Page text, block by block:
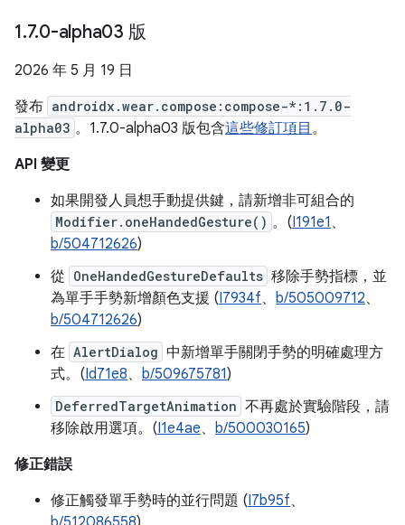
1.7.0-alpha03 版
2026 年 5 月 19 日
發布 androidx.wear.compose:compose-*:1.7.0-
alpha03 。1.7.0-alpha03 版包含這些修訂項目 。
API 變更
如果開發人員想手動提供鍵，請新增非可組合的
Modifier.oneHandedGesture() 。(I191e1 、
b/504712626)
從 OneHandedGestureDefaults 移除手勢指標，並
為單手手勢新增顏色支援 (I7934f、 b/505009712、
b/504712626)
在 AlertDialog 中新增單手關閉手勢的明確處理方
式。(Id71e8、 b/509675781)
DeferredTargetAnimation 不再處於實驗階段，請
移除啟用選項。(I1e4ae、 b/500030165)
修正錯誤
修正觸發單手勢時的並行問題 (I7b95f、